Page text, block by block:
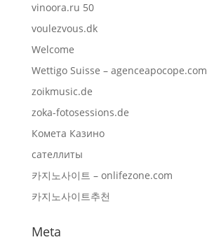
vinoora.ru 50
voulezvous.dk
Welcome
Wettigo Suisse – agenceapocope.com
zoikmusic.de
zoka-fotosessions.de
Комета Казино
сателлиты
카지노사이트 – onlifezone.com
카지노사이트추천
Meta